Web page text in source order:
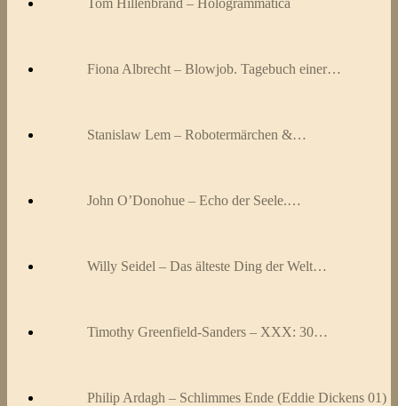
Fiona Albrecht – Blowjob. Tagebuch einer…
Stanislaw Lem – Robotermärchen &…
John O’Donohue – Echo der Seele.…
Willy Seidel – Das älteste Ding der Welt…
Timothy Greenfield-Sanders – XXX: 30…
Philip Ardagh – Schlimmes Ende (Eddie Dickens 01)